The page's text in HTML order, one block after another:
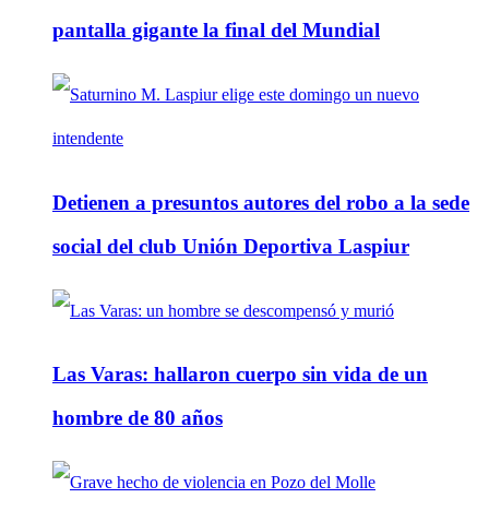
pantalla gigante la final del Mundial
Detienen a presuntos autores del robo a la sede
social del club Unión Deportiva Laspiur
Las Varas: hallaron cuerpo sin vida de un
hombre de 80 años